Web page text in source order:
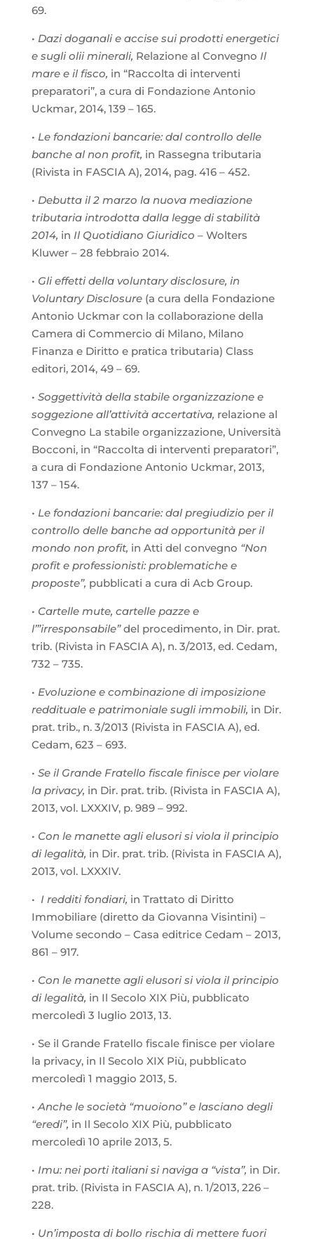
69.
• Dazi doganali e accise sui prodotti energetici
e sugli olii minerali, Relazione al Convegno Il
mare e il fisco, in “Raccolta di interventi
preparatori”, a cura di Fondazione Antonio
Uckmar, 2014, 139 – 165.
• Le fondazioni bancarie: dal controllo delle
banche al non profit, in Rassegna tributaria
(Rivista in FASCIA A), 2014, pag. 416 – 452.
• Debutta il 2 marzo la nuova mediazione
tributaria introdotta dalla legge di stabilità
2014, in Il Quotidiano Giuridico – Wolters
Kluwer – 28 febbraio 2014.
• Gli effetti della voluntary disclosure, in
Voluntary Disclosure (a cura della Fondazione
Antonio Uckmar con la collaborazione della
Camera di Commercio di Milano, Milano
Finanza e Diritto e pratica tributaria) Class
editori, 2014, 49 – 69.
• Soggettività della stabile organizzazione e
soggezione all’attività accertativa, relazione al
Convegno La stabile organizzazione, Università
Bocconi, in “Raccolta di interventi preparatori”,
a cura di Fondazione Antonio Uckmar, 2013,
137 – 154.
• Le fondazioni bancarie: dal pregiudizio per il
controllo delle banche ad opportunità per il
mondo non profit, in Atti del convegno “Non
profit e professionisti: problematiche e
proposte”, pubblicati a cura di Acb Group.
• Cartelle mute, cartelle pazze e
l’”irresponsabile”del procedimento, in Dir. prat.
trib. (Rivista in FASCIA A), n. 3/2013, ed. Cedam,
732 – 735.
• Evoluzione e combinazione di imposizione
reddituale e patrimoniale sugli immobili, in Dir.
prat. trib., n. 3/2013 (Rivista in FASCIA A), ed.
Cedam, 623 – 693.
• Se il Grande Fratello fiscale finisce per violare
la privacy, in Dir. prat. trib. (Rivista in FASCIA A),
2013, vol. LXXXIV, p. 989 – 992.
• Con le manette agli elusori si viola il principio
di legalità, in Dir. prat. trib. (Rivista in FASCIA A),
2013, vol. LXXXIV.
• I redditi fondiari, in Trattato di Diritto
Immobiliare (diretto da Giovanna Visintini) –
Volume secondo – Casa editrice Cedam – 2013,
861 – 917.
• Con le manette agli elusori si viola il principio
di legalità, in Il Secolo XIX Più, pubblicato
mercoledì 3 luglio 2013, 13.
• Se il Grande Fratello fiscale finisce per violare
la privacy, in Il Secolo XIX Più, pubblicato
mercoledì 1 maggio 2013, 5.
• Anche le società “muoiono” e lasciano degli
“eredi”, in Il Secolo XIX Più, pubblicato
mercoledì 10 aprile 2013, 5.
• Imu: nei porti italiani si naviga a “vista”, in Dir.
prat. trib. (Rivista in FASCIA A), n. 1/2013, 226 –
228.
• Un’imposta di bollo rischia di mettere fuori